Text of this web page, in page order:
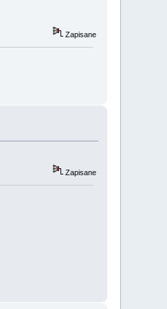
Zapisane
Zapisane